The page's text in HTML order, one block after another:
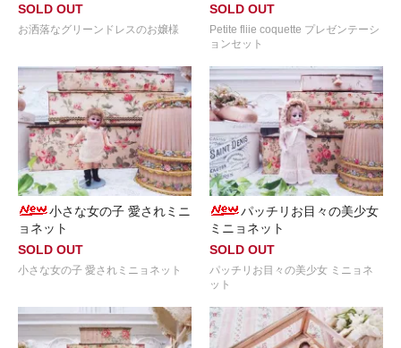
SOLD OUT
お洒落なグリーンドレスのお嬢様
SOLD OUT
Petite fliie coquette プレゼンテーシ
ョンセット
小さな女の子 愛されミニ
ョネット
SOLD OUT
小さな女の子 愛されミニョネット
パッチリお目々の美少女
ミニョネット
SOLD OUT
パッチリお目々の美少女 ミニョネ
ット